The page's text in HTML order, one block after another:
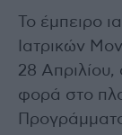
Το έμπειρο
Ιατρικών
28 Απριλίου,
φορά στο